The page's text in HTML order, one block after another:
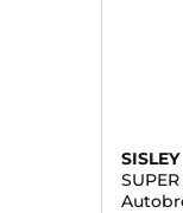
SISLEY